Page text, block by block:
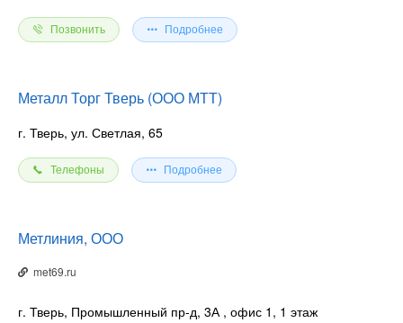
Позвонить Подробнее
Металл Торг Тверь (ООО МТТ)
г. Тверь, ул. Светлая, 65
Телефоны Подробнее
Метлиния, ООО
met69.ru
г. Тверь, Промышленный пр-д, 3А , офис 1, 1 этаж